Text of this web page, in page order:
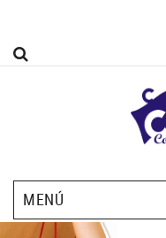
MENÚ